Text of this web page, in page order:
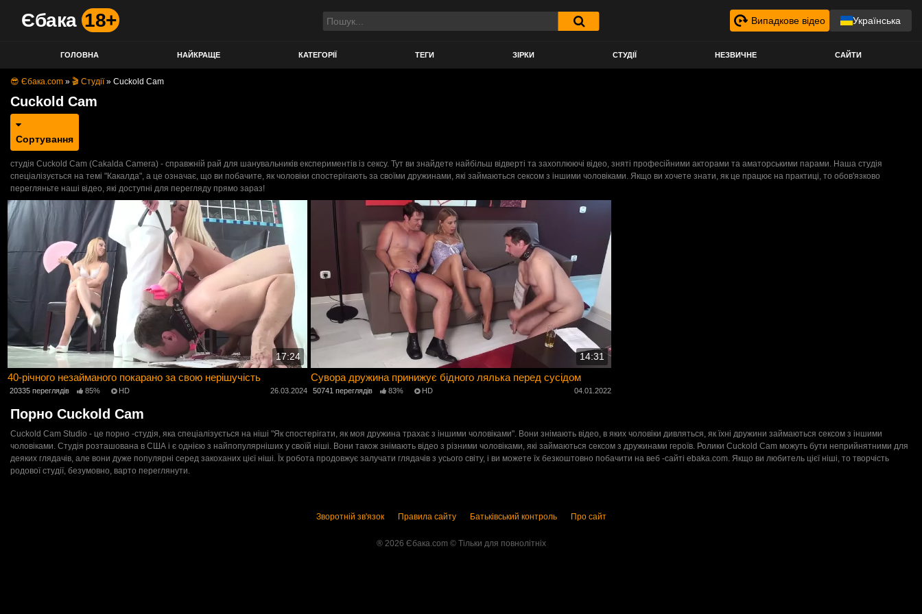
Єбака 18+ Випадкове відео Українська
ГОЛОВНА НАЙКРАЩЕ КАТЕГОРІЇ ТЕГИ ЗІРКИ СТУДІЇ НЕЗВИЧНЕ САЙТИ
😎 Єбака.com » 🎬 Студії» Cuckold Cam
Cuckold Cam
Сортування
студія Cuckold Cam (Cakalda Camera) - справжній рай для шанувальників експериментів із сексу. Тут ви знайдете найбільш відверті та захоплюючі відео, зняті професійними акторами та аматорськими парами. Наша студія
спеціалізується на темі "Какалда", а це означає, що ви побачите, як чоловіки спостерігають за своїми дружинами, які займаються сексом з іншими чоловіками. Якщо ви хочете знати, як це працює на практиці, то обов'язково
перегляньте наші відео, які доступні для перегляду прямо зараз!
17:24
40-річного незайманого покарано за свою нерішучість
20335 переглядів 85% HD 26.03.2024
14:31
Сувора дружина принижує бідного лялька перед сусідом
50741 переглядів 83% HD 04.01.2022
Порно Cuckold Cam
Cuckold Cam Studio - це порно -студія, яка спеціалізується на ніші "Як спостерігати, як моя дружина трахає з іншими чоловіками". Вони знімають відео, в яких чоловіки дивляться, як їхні дружини займаються сексом з іншими
чоловіками. Студія розташована в США і є однією з найпопулярніших у своїй ніші. Вони також знімають відео з різними чоловіками, які займаються сексом з дружинами героїв. Ролики Cuckold Cam можуть бути неприйнятними для
деяких глядачів, але вони дуже популярні серед закоханих цієї ніші. Їх робота продовжує залучати глядачів з усього світу, і ви можете їх безкоштовно побачити на веб -сайті ebaka.com. Якщо ви любитель цієї ніші, то творчість
родової студії, безумовно, варто переглянути.
Зворотній зв'язок Правила сайту Батьківський контроль Про сайт
® 2026 Єбака.com ©️ Тільки для повнолітніх